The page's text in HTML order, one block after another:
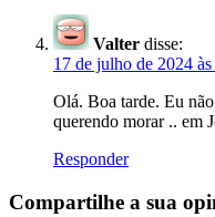
Valter disse:
17 de julho de 2024
Olá. Boa tarde. Eu
querendo morar .. em
Responder
Compartilhe a sua